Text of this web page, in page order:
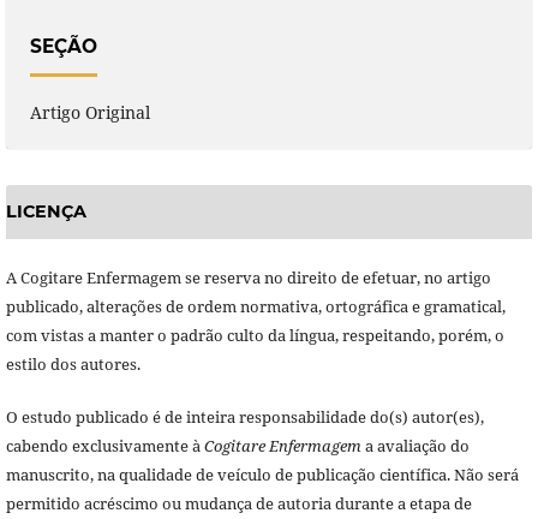
SEÇÃO
Artigo Original
LICENÇA
A Cogitare Enfermagem se reserva no direito de efetuar, no artigo
publicado, alterações de ordem normativa, ortográfica e gramatical,
com vistas a manter o padrão culto da língua, respeitando, porém, o
estilo dos autores.
O estudo publicado é de inteira responsabilidade do(s) autor(es),
cabendo exclusivamente àCogitare Enfermagema avaliação do
manuscrito, na qualidade de veículo de publicação científica. Não será
permitido acréscimo ou mudança de autoria durante a etapa de